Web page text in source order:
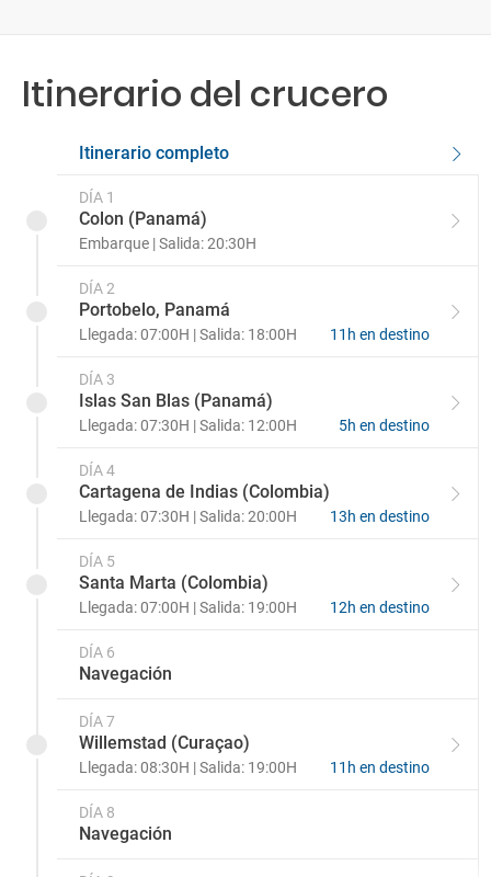
Itinerario del crucero
Itinerario completo
DÍA 1
Colon (Panamá)
Embarque | Salida: 20:30H
DÍA 2
Portobelo, Panamá
Llegada: 07:00H | Salida: 18:00H 11h en destino
DÍA 3
Islas San Blas (Panamá)
Llegada: 07:30H | Salida: 12:00H 5h en destino
DÍA 4
Cartagena de Indias (Colombia)
Llegada: 07:30H | Salida: 20:00H 13h en destino
DÍA 5
Santa Marta (Colombia)
Llegada: 07:00H | Salida: 19:00H 12h en destino
DÍA 6
Navegación
DÍA 7
Willemstad (Curaçao)
Llegada: 08:30H | Salida: 19:00H 11h en destino
DÍA 8
Navegación